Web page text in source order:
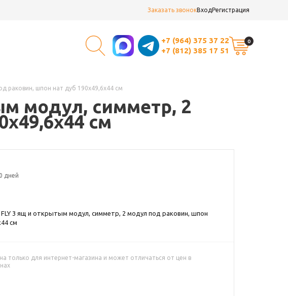
Заказать звонокВходРегистрация
+7 (964) 375 37 22
+7 (812) 385 17 51
0
раковин, шпон нат дуб 190x49,6x44 см
модул, симметр, 2
см
дней
FLY 3 ящ и открытым модул, симметр, 2 модул под раковин, шпон
см
только для интернет-магазина и может отличаться от цен в